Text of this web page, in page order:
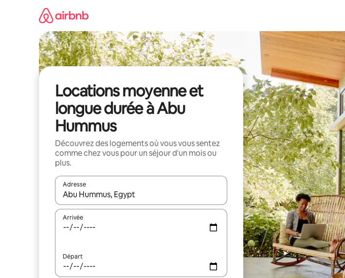
Locations moyenne et
longue durée à Abu
Hummus
Découvrez des logements où vous vous sentez
comme chez vous pour un séjour d'un mois ou
plus.
Adresse
Lorsque les résultats s'affichent, utilisez les flèches vers le haut et vers le bas pour les
Arrivée
Départ